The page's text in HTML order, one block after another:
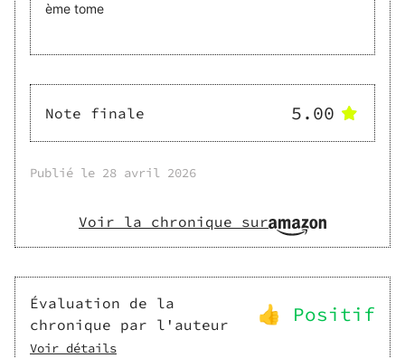
ème tome
Note finale 5.00
Publié le 28 avril 2026
Voir la chronique sur
Évaluation de la
chronique par l'auteur
👍 Positif
Voir détails